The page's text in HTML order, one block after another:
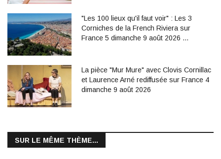
"Les 100 lieux qu'il faut voir" : Les 3
Corniches de la French Riviera sur
France 5 dimanche 9 août 2026 …
La pièce "Mur Mure" avec Clovis Cornillac
et Laurence Arné rediffusée sur France 4
dimanche 9 août 2026
SUR LE MÊME THÈME...